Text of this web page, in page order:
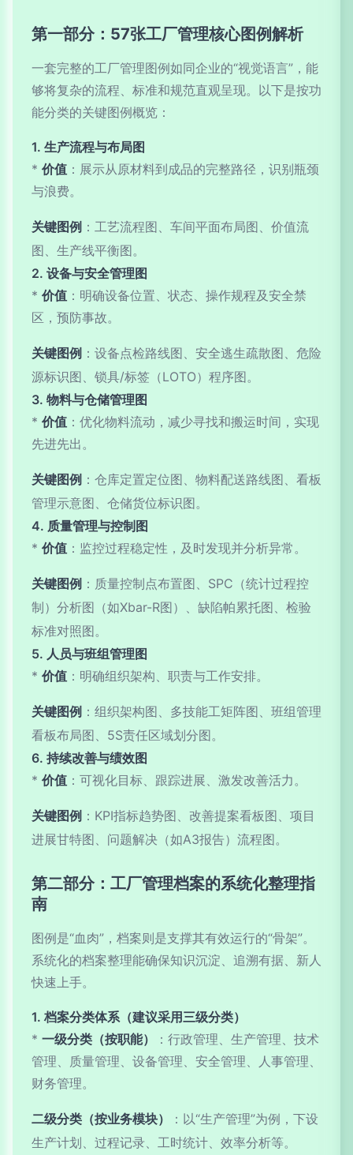
第一部分：57张工厂管理核心图例解析
一套完整的工厂管理图例如同企业的“视觉语言”，能
够将复杂的流程、标准和规范直观呈现。以下是按功
能分类的关键图例概览：
1. 生产流程与布局图
* 价值 ：展示从原材料到成品的完整路径，识别瓶颈
与浪费。
关键图例 ：工艺流程图、车间平面布局图、价值流
图、生产线平衡图。
2. 设备与安全管理图
* 价值 ：明确设备位置、状态、操作规程及安全禁
区，预防事故。
关键图例 ：设备点检路线图、安全逃生疏散图、危险
源标识图、锁具/标签（LOTO）程序图。
3. 物料与仓储管理图
* 价值 ：优化物料流动，减少寻找和搬运时间，实现
先进先出。
关键图例 ：仓库定置定位图、物料配送路线图、看板
管理示意图、仓储货位标识图。
4. 质量管理与控制图
* 价值 ：监控过程稳定性，及时发现并分析异常。
关键图例 ：质量控制点布置图、SPC（统计过程控
制）分析图（如Xbar-R图）、缺陷帕累托图、检验
标准对照图。
5. 人员与班组管理图
* 价值 ：明确组织架构、职责与工作安排。
关键图例 ：组织架构图、多技能工矩阵图、班组管理
看板布局图、5S责任区域划分图。
6. 持续改善与绩效图
* 价值 ：可视化目标、跟踪进展、激发改善活力。
关键图例 ：KPI指标趋势图、改善提案看板图、项目
进展甘特图、问题解决（如A3报告）流程图。
第二部分：工厂管理档案的系统化整理指
南
图例是“血肉”，档案则是支撑其有效运行的“骨架”。
系统化的档案整理能确保知识沉淀、追溯有据、新人
快速上手。
1. 档案分类体系（建议采用三级分类）
* 一级分类（按职能）
：行政管理、生产管理、技术
管理、质量管理、设备管理、安全管理、人事管理、
财务管理。
二级分类（按业务模块）
：以“生产管理”为例，下设
生产计划、过程记录、工时统计、效率分析等。